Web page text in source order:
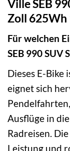
Ville SEB
Zoll 625Wh
Für welchen
SEB 990 SUV
Dieses E-Bike
eignet sich
Ausflüge in
Radreisen.
Leistung und